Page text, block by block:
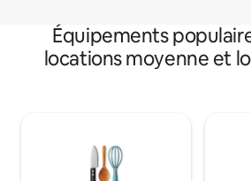
Équipements
locations moyenne et